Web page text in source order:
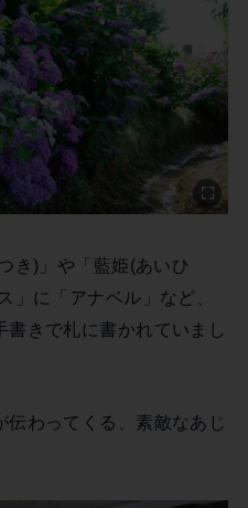
き)」や「藍姫(あいひ
」に「アナベル」など、
書きで札に書かれていまし
わってくる、素敵なあじ